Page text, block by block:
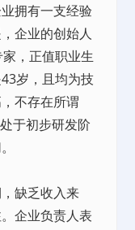
拥有一支经验
企业的创始人
，正值职业生
岁，且均为技
不存在所谓
于初步研发阶
缺乏收入来
企业负责人表